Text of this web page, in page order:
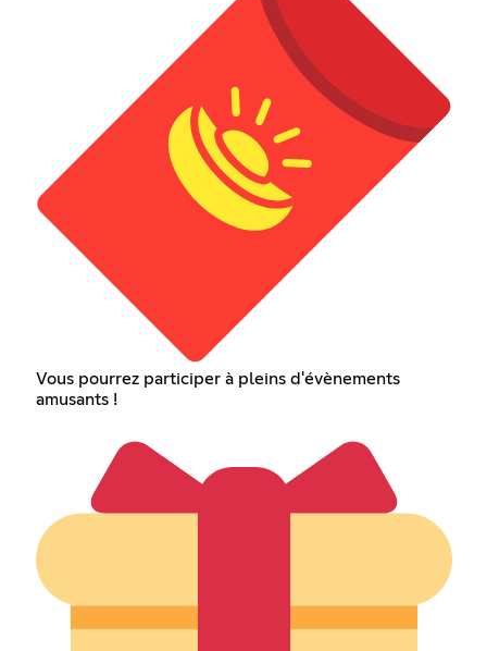
Vous pourrez participer à pleins d'évènements
amusants !